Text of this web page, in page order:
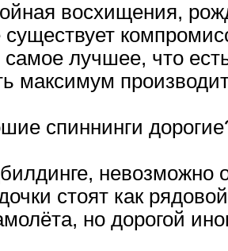
восхищения,
существует
самое лучшее, что
максимум
спиннинги
невозможно
стоят как
но дорогой